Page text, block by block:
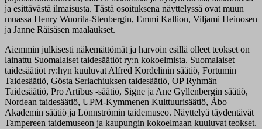
ja esittävästä ilmaisusta. Tästä osoituksena näyttelyssä ovat muun
muassa Henry Wuorila-Stenbergin, Emmi Kallion, Viljami Heinosen
ja Janne Räisäsen maalaukset.
Aiemmin julkisesti näkemättömät ja harvoin esillä olleet teokset on
lainattu Suomalaiset taidesäätiöt ry:n kokoelmista. Suomalaiset
taidesäätiöt ry:hyn kuuluvat Alfred Kordelinin säätiö, Fortumin
Taidesäätiö, Gösta Serlachiuksen taidesäätiö, OP Ryhmän
Taidesäätiö, Pro Artibus -säätiö, Signe ja Ane Gyllenbergin säätiö,
Nordean taidesäätiö, UPM-Kymmenen Kulttuurisäätiö, Åbo
Akademin säätiö ja Lönnströmin taidemuseo. Näyttelyä täydentävät
Tampereen taidemuseon ja kaupungin kokoelmaan kuuluvat teokset.